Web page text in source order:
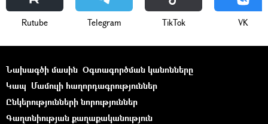
Rutube Telegram ТikТоk VK
Նախագծի մասին Օգտագործման կանոնները
Կապ Մամուլի հաղորդագրություններ
Ընկերությունների նորություններ
Գաղտնիության քաղաքականություն